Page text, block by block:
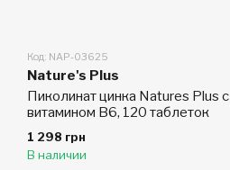
Код: NAP-03625
Nature's Plus
Пиколинат цинка Natures Plus с
витамином B6, 120 таблеток
1 298 грн
В наличии